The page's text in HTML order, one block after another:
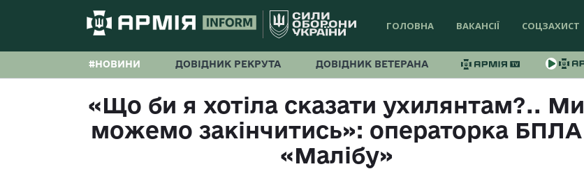
ГОЛОВНА ВАКАНСІЇ СОЦЗАХИСТ
#НОВИНИ ДОВІДНИК РЕКРУТА ДОВІДНИК ВЕТЕРАНА
«Що би я хотіла сказати ухилянтам?.. Ми
можемо закінчитись»: операторка БПЛА
«Малібу»